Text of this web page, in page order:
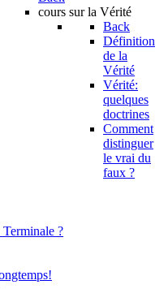
cours sur la Vérité
Back
Définition
de la
Vérité
Vérité:
quelques
doctrines
Comment
distinguer
le vrai du
faux ?
?